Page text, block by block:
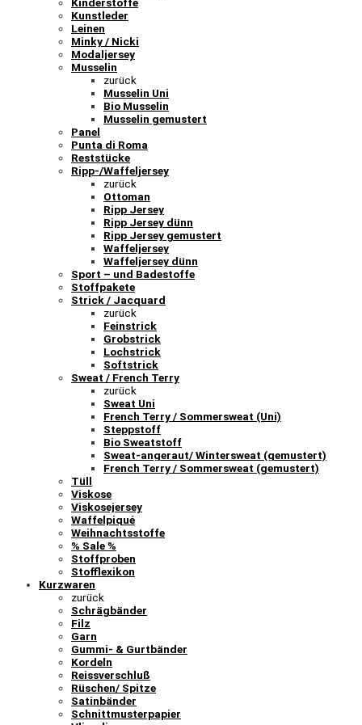
Kunstleder
Leinen
Minky / Nicki
Modaljersey
Musselin
zurück
Musselin Uni
Bio Musselin
Musselin gemustert
Panel
Punta di Roma
Reststücke
Ripp-/Waffeljersey
zurück
Ottoman
Ripp Jersey
Ripp Jersey dünn
Ripp Jersey gemustert
Waffeljersey
Waffeljersey dünn
Sport – und Badestoffe
Stoffpakete
Strick / Jacquard
zurück
Feinstrick
Grobstrick
Lochstrick
Softstrick
Sweat / French Terry
zurück
Sweat Uni
French Terry / Sommersweat (Uni)
Steppstoff
Bio Sweatstoff
Sweat-angeraut/ Wintersweat (gemustert)
French Terry / Sommersweat (gemustert)
Tüll
Viskose
Viskosejersey
Waffelpiqué
Weihnachtsstoffe
% Sale %
Stoffproben
Stofflexikon
Kurzwaren
zurück
Schrägbänder
Filz
Garn
Gummi- & Gurtbänder
Kordeln
Reissverschluß
Rüschen/ Spitze
Satinbänder
Schnittmusterpapier